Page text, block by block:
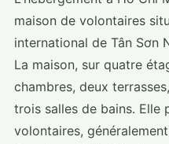
maison de volontaires
international de Tân Sơn
La maison, sur quatre
chambres, deux
trois salles de bains. Elle
volontaires,